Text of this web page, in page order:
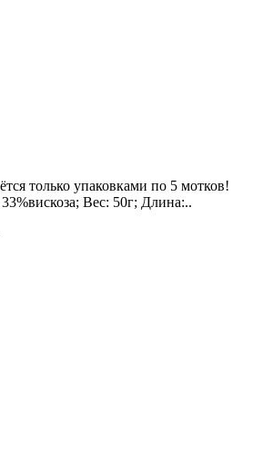
только упаковками по 5 мотков!
Вес: 50г; Длина:..